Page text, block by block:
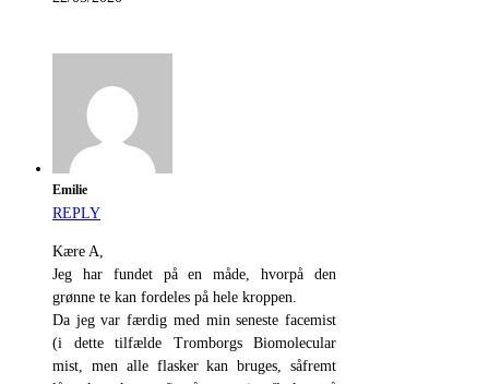
Emilie
REPLY
Kære A,
Jeg har fundet på en måde, hvorpå den
grønne te kan fordeles på hele kroppen.
Da jeg var færdig med min seneste facemist
(i dette tilfælde Tromborgs Biomolecular
mist, men alle flasker kan bruges, såfremt